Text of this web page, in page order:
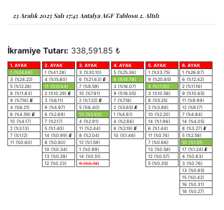
23 Aralık 2025 Salı 17:45 Antalya AGF Tablosu 2. Altılı
İkramiye Tutarı: 338,591.85 ₺
1. AYAK
1 (%24.68)
3 (%24.22)
5 (%12.28)
8 (%11.83)
9 (%7.16) E
4 (%6.21)
6 (%4.59) E
10 (%4.17)
2 (%3.13)
7 (%1.12)
11 (%0.60)
2. AYAK
1 (%41.28)
4 (%15.80)
11 (%12.64)
2 (%10.29) E
3 (%6.11)
9 (%4.97)
6 (%2.69)
7 (%2.17)
5 (%1.40)
14 (%0.99) E
8 (%0.80)
10 (%0.34)
13 (%0.29)
12 (%0.23)
3. AYAK
3 (%30.10)
6 (%21.63) E
7 (%9.59)
10 (%7.91)
2 (%7.22) E
5 (%6.40)
13 (%5.93)
4 (%2.91)
11 (%2.44)
8 (%2.04)
12 (%1.59)
1 (%0.99)
14 (%0.51)
9 (%0.74)
4. AYAK
5 (%25.36)
8 (%18.78)
3 (%16.07)
9 (%16.05)
7 (%7.18)
2 (%5.65) E
1 (%4.61)
4 (%2.66)
6 (%2.19) E
10 (%1.46)
5. AYAK
1 (%33.75)
9 (%20.85)
4 (%17.20)
3 (%10.58)
8 (%5.25)
2 (%3.88)
10 (%2.20)
14 (%1.96)
6 (%1.44)
11 (%0.74)
7 (%0.66)
13 (%0.58)
12 (%0.57)
5 (%0.35)
6. AYAK
1 (%26.87)
6 (%12.42)
2 (%11.16)
9 (%10.65)
11 (%9.99)
12 (%8.17)
7 (%4.84)
14 (%4.05)
8 (%3.27) E
5 (%2.58)
10 (%1.51)
17 (%1.24) E
4 (%0.83)
3 (%0.76)
13 (%0.65)
15 (%0.42)
16 (%0.31)
18 (%0.27)